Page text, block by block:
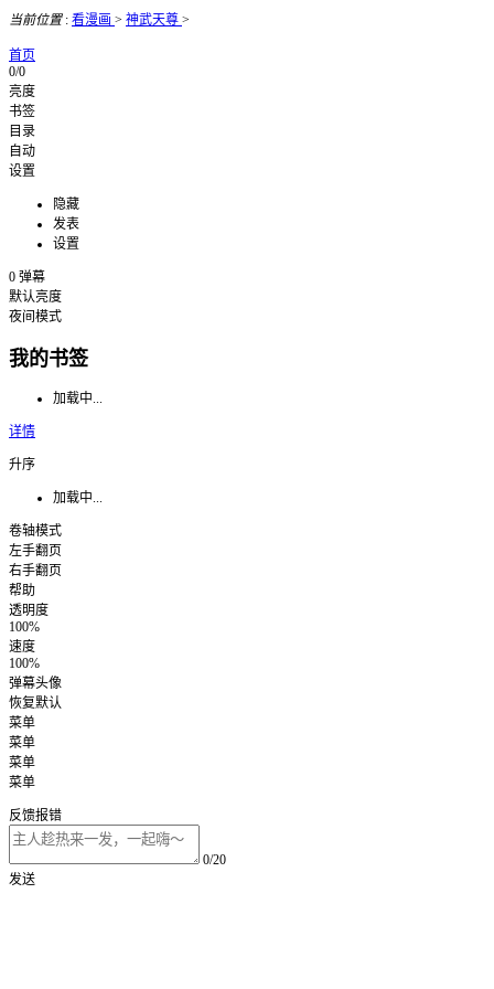
当前位置: 看漫画 > 神武天尊 >
首页
0/0
亮度
书签
目录
自动
设置
隐藏
发表
设置
0 弹幕
默认亮度
夜间模式
我的书签
加载中...
详情
升序
加载中...
卷轴模式
左手翻页
右手翻页
帮助
透明度
100%
速度
100%
弹幕头像
恢复默认
菜单
菜单
菜单
菜单
反馈报错
0/20
发送